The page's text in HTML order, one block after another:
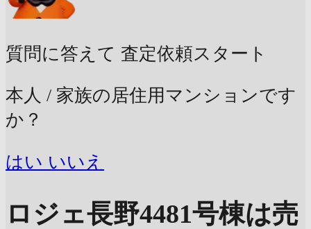
質問に答えて 査定依頼スタート
本人 / 家族の居住用マンションです
か？
はい いいえ
ロジェ長野4481号棟は売